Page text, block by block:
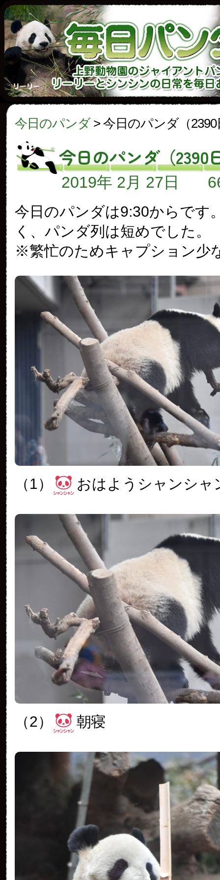
今日のパンダ> 今日のパンダ（2390
今日のパンダ（2390
2019年 2月 27日
今日のパンダは9:30からです
く、パンダ列は短めでした。
※繁忙のためキャプション少
（1） おはようシャンシャ
（2） 朝寝